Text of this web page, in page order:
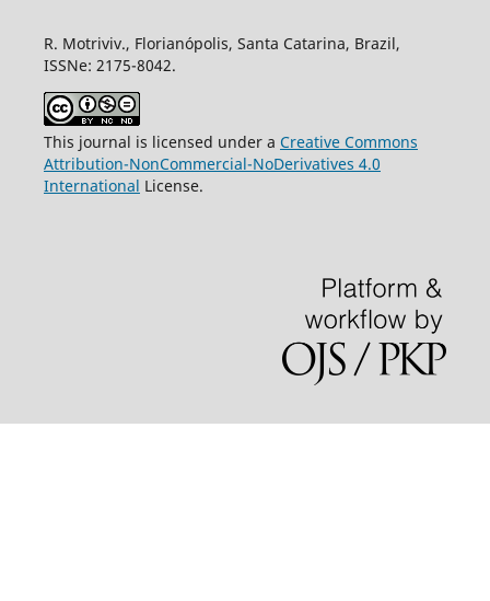
R. Motriviv., Florianópolis, Santa Catarina, Brazil,
ISSNe: 2175-8042.
This journal is licensed under a Creative Commons
Attribution-NonCommercial-NoDerivatives 4.0
International License.